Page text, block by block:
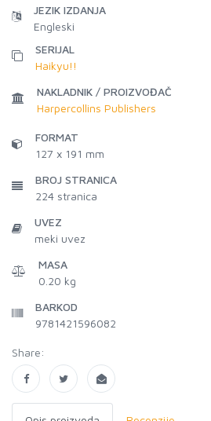
JEZIK IZDANJA
Engleski
SERIJAL
Haikyu!!
NAKLADNIK / PROIZVOĐAČ
Harpercollins Publishers
FORMAT
127 x 191 mm
BROJ STRANICA
224 stranica
UVEZ
meki uvez
MASA
0.20 kg
BARKOD
9781421596082
Share: